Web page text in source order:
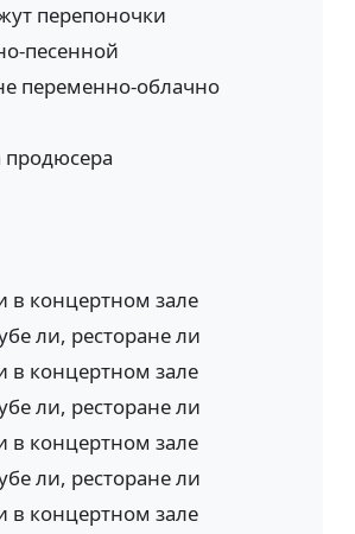
перепоночки
песенной
переменно-облачно
продюсера
в концертном зале
ли, ресторане ли
в концертном зале
ли, ресторане ли
в концертном зале
ли, ресторане ли
в концертном зале